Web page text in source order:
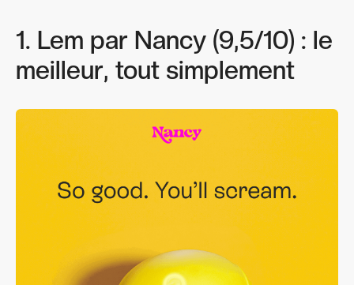
1. Lem par Nancy (9,5/10) : le
meilleur, tout simplement